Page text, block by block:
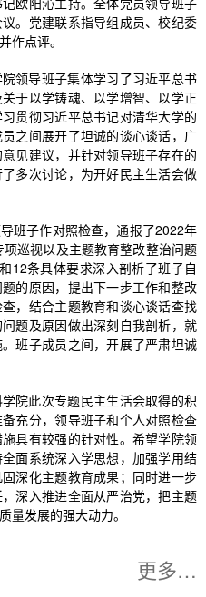
更多…
。党建联系指导组成员、校纪委
作点评。
领导班子集体学习了习近平总书
于以学铸魂、以学增智、以学正
贯彻习近平总书记对清华大学的
之间展开了坦诚的谈心谈话，广
见建议，并针对领导班子存在的
多次讨论，为开好民主生活会做
班子作对照检查，通报了2022年
巡视以及主题教育整改整治问题
12条具体要求深入剖析了班子自
的原因，提出下一步工作和整改
，结合主题教育和谈心谈话查找
题及原因做出深刻自我剖析，就
班子成员之间，开展了严肃坦诚
院此次专题民主生活会取得的积
充分，领导班子和个人对照检查
具有较强的针对性。希望学院领
面系统深入学思想，加强学用结
深化主题教育成果；同时进一步
深入推进全面从严治党，把主题
量发展的强大动力。